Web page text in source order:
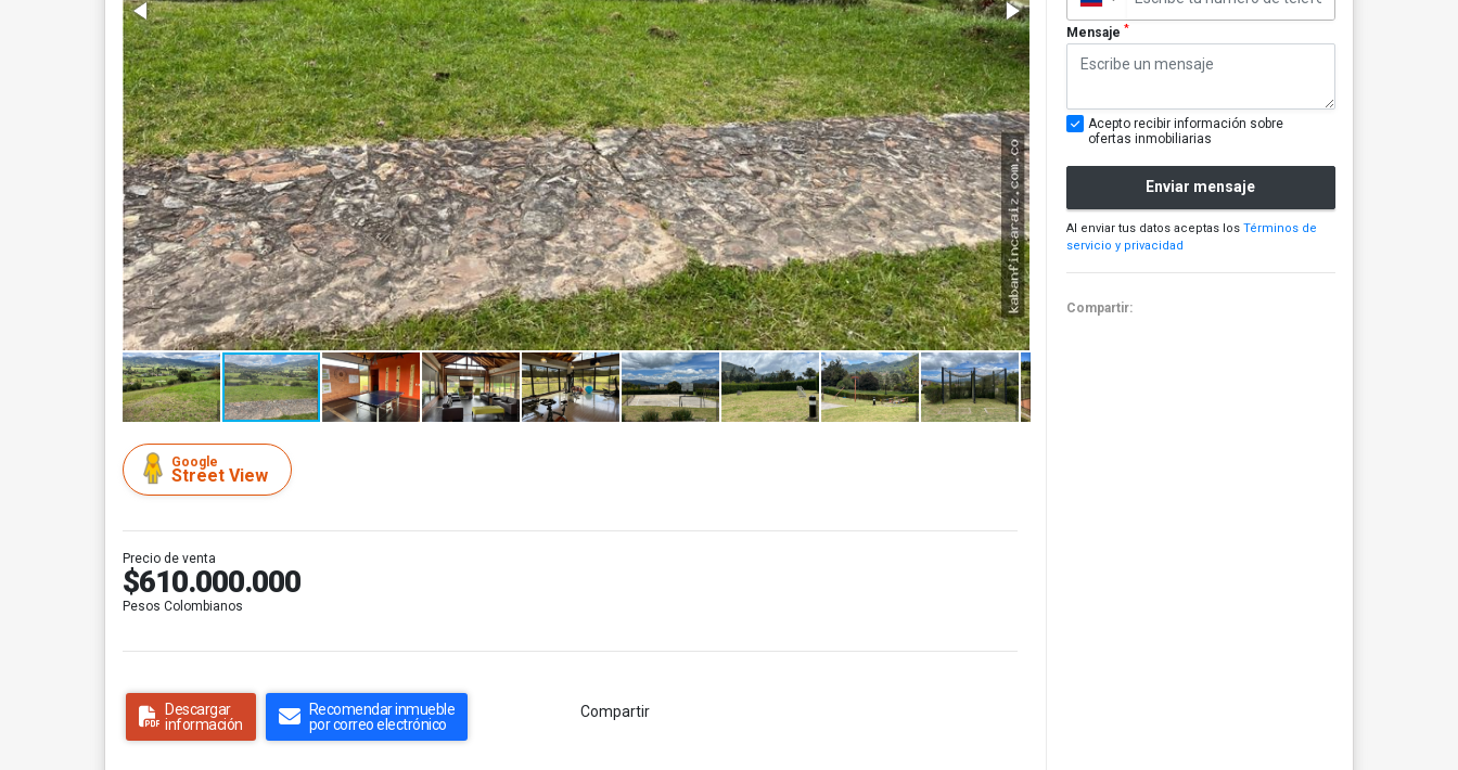
Google
Street View
Precio de venta
$610.000.000
Pesos Colombianos
Descargar
información
Recomendar inmueble
por correo electrónico
Compartir
Mensaje *
Acepto recibir información sobre
ofertas inmobiliarias
Enviar mensaje
Al enviar tus datos aceptas los Términos de
servicio y privacidad
Compartir: